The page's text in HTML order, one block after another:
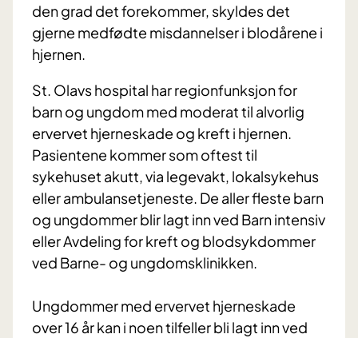
den grad det forekommer, skyldes det
gjerne medfødte misdannelser i blodårene i
hjernen.
St. Olavs hospital har regionfunksjon for
barn og ungdom med moderat til alvorlig
ervervet hjerneskade og kreft i hjernen.
Pasientene kommer som oftest til
sykehuset akutt, via legevakt, lokalsykehus
eller ambulansetjeneste. De aller fleste barn
og ungdommer blir lagt inn ved Barn intensiv
eller Avdeling for kreft og blodsykdommer
ved Barne- og ungdomsklinikken.
Ungdommer med ervervet hjerneskade
over 16 år kan i noen tilfeller bli lagt inn ved